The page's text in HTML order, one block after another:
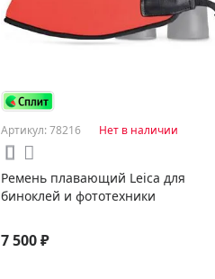
Артикул: 78216 Нет в наличии
Ремень плавающий Leica для
биноклей и фототехники
7 500 ₽